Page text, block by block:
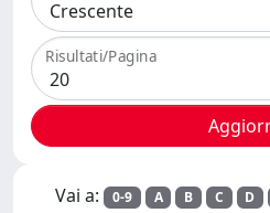
Risultati/Pagina
Vai a: 0-9 A B C D